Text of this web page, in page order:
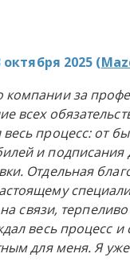
2025 (
компании за
всех
процесс: от
и подписания
Отдельная
связи,
весь процесс и
для меня. Я